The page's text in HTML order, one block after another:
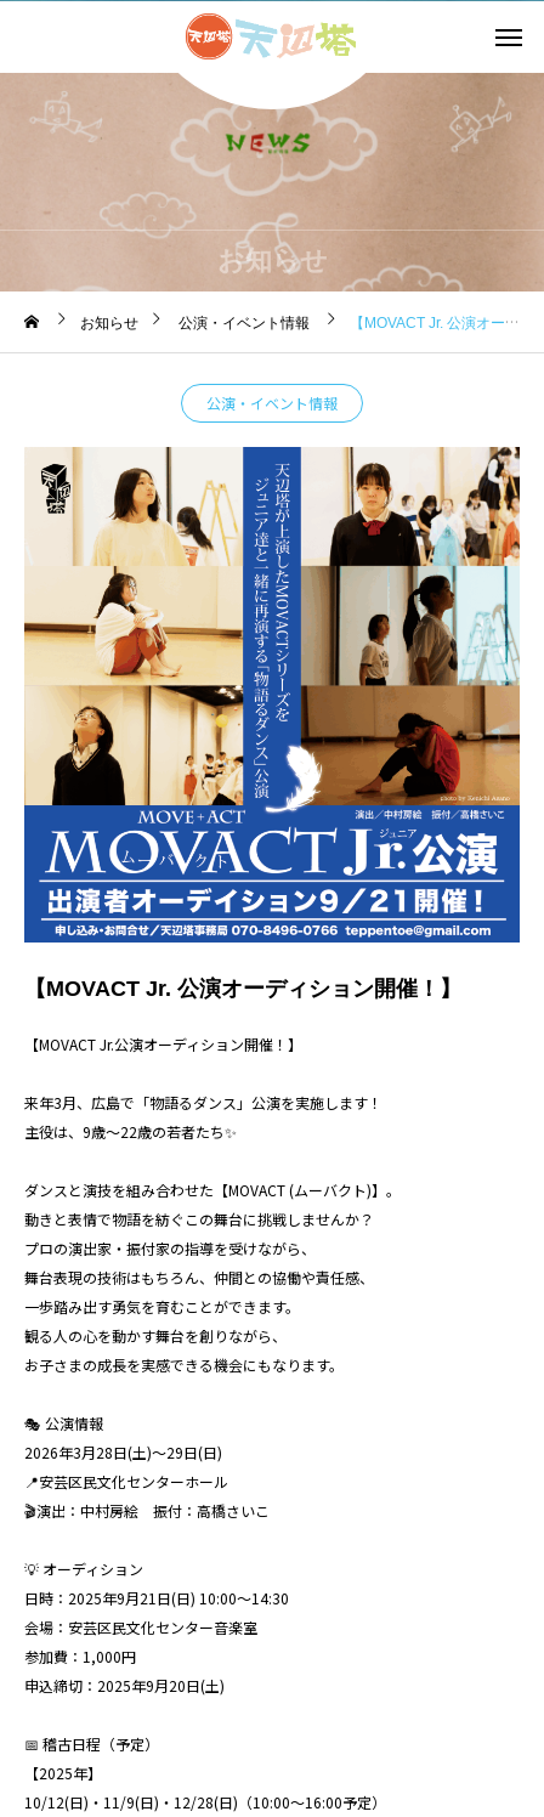
お知らせ
お知らせ 公演・イベント情報 【MOVACT Jr. 公演オーディション開催！】
公演・イベント情報
【MOVACT Jr. 公演オーディション開催！】
【MOVACT Jr.公演オーディション開催！】
来年3月、広島で「物語るダンス」公演を実施します！
主役は、9歳〜22歳の若者たち✨
ダンスと演技を組み合わせた【MOVACT (ムーバクト)】。
動きと表情で物語を紡ぐこの舞台に挑戦しませんか？
プロの演出家・振付家の指導を受けながら、
舞台表現の技術はもちろん、仲間との協働や責任感、
一歩踏み出す勇気を育むことができます。
観る人の心を動かす舞台を創りながら、
お子さまの成長を実感できる機会にもなります。
🎭 公演情報
2026年3月28日(土)〜29日(日)
📍安芸区民文化センターホール
🎬演出：中村房絵 振付：高橋さいこ
💡 オーディション
日時：2025年9月21日(日) 10:00〜14:30
会場：安芸区民文化センター音楽室
参加費：1,000円
申込締切：2025年9月20日(土)
📅 稽古日程（予定）
【2025年】
10/12(日)・11/9(日)・12/28(日)（10:00〜16:00予定）